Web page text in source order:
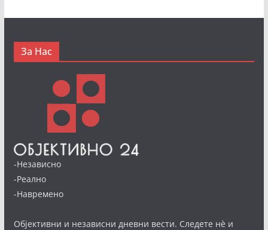
За Нас
-Независно
-Реално
-Навремено
Објективни и независни дневни вести. Следете нè и